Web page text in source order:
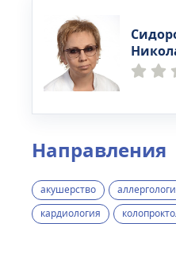
Направления
акушерство
кардиология